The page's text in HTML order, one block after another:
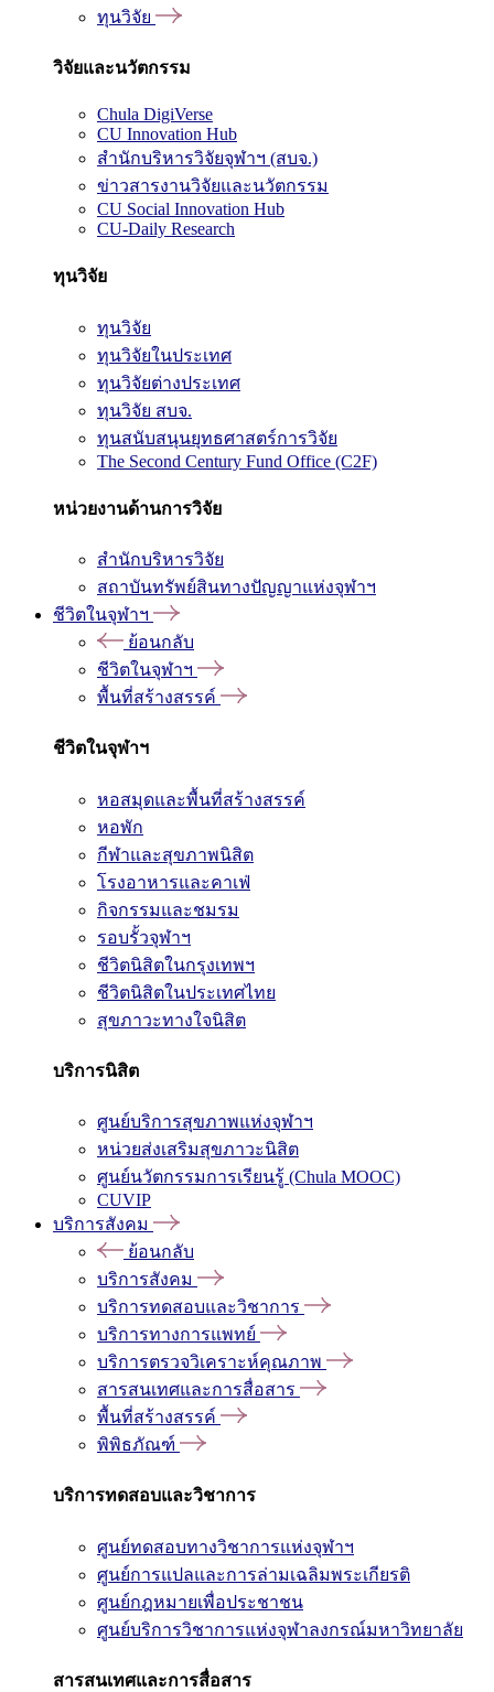
ทุนวิจัย
วิจัยและนวัตกรรม
Chula DigiVerse
CU Innovation Hub
สำนักบริหารวิจัยจุฬาฯ (สบจ.)
ข่าวสารงานวิจัยและนวัตกรรม
CU Social Innovation Hub
CU-Daily Research
ทุนวิจัย
ทุนวิจัย
ทุนวิจัยในประเทศ
ทุนวิจัยต่างประเทศ
ทุนวิจัย สบจ.
ทุนสนับสนุนยุทธศาสตร์การวิจัย
The Second Century Fund Office (C2F)
หน่วยงานด้านการวิจัย
สำนักบริหารวิจัย
สถาบันทรัพย์สินทางปัญญาแห่งจุฬาฯ
ชีวิตในจุฬาฯ
ย้อนกลับ
ชีวิตในจุฬาฯ
พื้นที่สร้างสรรค์
ชีวิตในจุฬาฯ
หอสมุดและพื้นที่สร้างสรรค์
หอพัก
กีฬาและสุขภาพนิสิต
โรงอาหารและคาเฟ่
กิจกรรมและชมรม
รอบรั้วจุฬาฯ
ชีวิตนิสิตในกรุงเทพฯ
ชีวิตนิสิตในประเทศไทย
สุขภาวะทางใจนิสิต
บริการนิสิต
ศูนย์บริการสุขภาพแห่งจุฬาฯ
หน่วยส่งเสริมสุขภาวะนิสิต
ศูนย์นวัตกรรมการเรียนรู้ (Chula MOOC)
CUVIP
บริการสังคม
ย้อนกลับ
บริการสังคม
บริการทดสอบและวิชาการ
บริการทางการแพทย์
บริการตรวจวิเคราะห์คุณภาพ
สารสนเทศและการสื่อสาร
พื้นที่สร้างสรรค์
พิพิธภัณฑ์
บริการทดสอบและวิชาการ
ศูนย์ทดสอบทางวิชาการแห่งจุฬาฯ
ศูนย์การแปลและการล่ามเฉลิมพระเกียรติ
ศูนย์กฎหมายเพื่อประชาชน
ศูนย์บริการวิชาการแห่งจุฬาลงกรณ์มหาวิทยาลัย
สารสนเทศและการสื่อสาร